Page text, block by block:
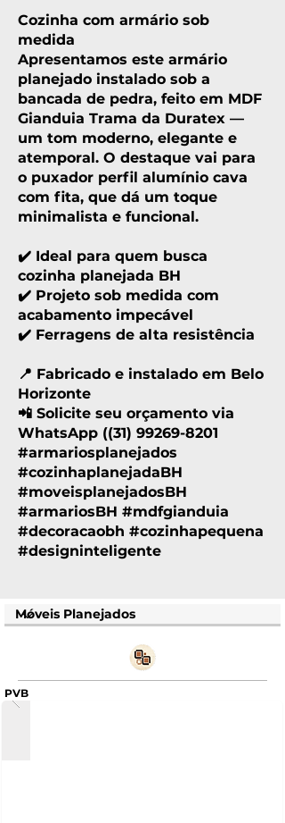
Cozinha com armário sob
medida
Apresentamos este armário
planejado instalado sob a
bancada de pedra, feito em MDF
Gianduia Trama da Duratex —
um tom moderno, elegante e
atemporal. O destaque vai para
o puxador perfil alumínio cava
com fita, que dá um toque
minimalista e funcional.
✔️ Ideal para quem busca
cozinha planejada BH
✔️ Projeto sob medida com
acabamento impecável
✔️ Ferragens de alta resistência
📍 Fabricado e instalado em Belo
Horizonte
📲 Solicite seu orçamento via
WhatsApp ((31) 99269-8201
#armariosplanejados
#cozinhaplanejadaBH
#moveisplanejadosBH
#armariosBH #mdfgianduia
#decoracaobh #cozinhapequena
#designinteligente
PVB